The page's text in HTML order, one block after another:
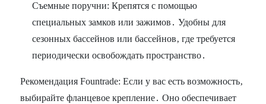
Съемные поручни: Крепятся с помощью
специальных замков или зажимов․ Удобны для
сезонных бассейнов или бассейнов‚ где требуется
периодически освобождать пространство․
Рекомендация Fountrade: Если у вас есть возможность‚
выбирайте фланцевое крепление․ Оно обеспечивает